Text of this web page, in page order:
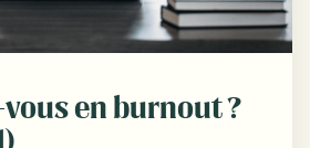
vous en burnout ?